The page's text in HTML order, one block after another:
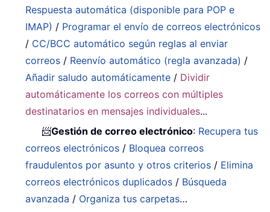
Respuesta automática (disponible para POP e
IMAP) / Programar el envío de correos electrónicos
/ CC/BCC automático según reglas al enviar
correos / Reenvío automático (regla avanzada) /
Añadir saludo automáticamente / Dividir
automáticamente los correos con múltiples
destinatarios en mensajes individuales...
📨Gestión de correo electrónico: Recupera tus
correos electrónicos / Bloquea correos
fraudulentos por asunto y otros criterios / Elimina
correos electrónicos duplicados / Búsqueda
avanzada / Organiza tus carpetas…